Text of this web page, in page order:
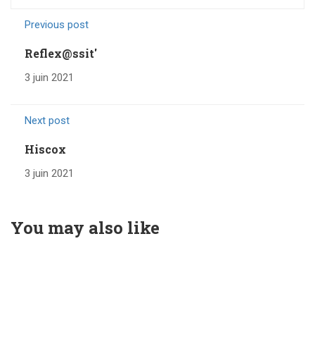
Previous post
Reflex@ssit'
3 juin 2021
Next post
Hiscox
3 juin 2021
You may also like